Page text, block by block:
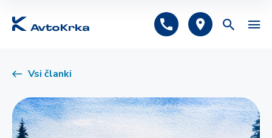
Tehnični pregled
Vsi članki